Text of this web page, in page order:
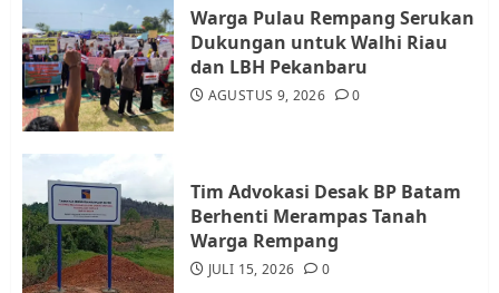
Warga Pulau Rempang Serukan
Dukungan untuk Walhi Riau
dan LBH Pekanbaru
AGUSTUS 9, 2026 0
Tim Advokasi Desak BP Batam
Berhenti Merampas Tanah
Warga Rempang
JULI 15, 2026 0
4
JULI 21, 2026 0
5
Resahkan Warga
JULI 17, 2026 0